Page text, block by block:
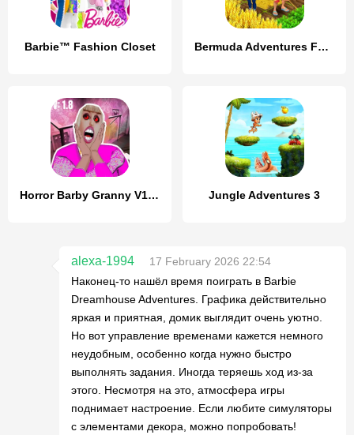
Barbie™ Fashion Closet Bermuda Adventures Farm Island
Horror Barby Granny V1.8 Scary Jungle Adventures 3
alexa-1994
17 February 2026 22:54
Наконец-то нашёл время поиграть в Barbie
Dreamhouse Adventures. Графика действительно
яркая и приятная, домик выглядит очень уютно.
Но вот управление временами кажется немного
неудобным, особенно когда нужно быстро
выполнять задания. Иногда теряешь ход из-за
этого. Несмотря на это, атмосфера игры
поднимает настроение. Если любите симуляторы
с элементами декора, можно попробовать!